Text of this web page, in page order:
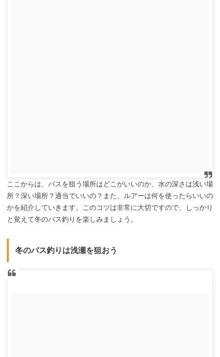
ここからは、バスを狙う場所はどこがいいのか、水の深さは浅い場
所？深い場所？適当でいいの？また、ルアーは何を使ったらいいの
かを紹介していきます。このコツは非常に大切ですので、しっかり
と覚えて冬のバス釣りを楽しみましょう。
冬のバス釣りは浅瀬を狙おう